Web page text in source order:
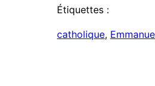
Étiquettes :
catholique,